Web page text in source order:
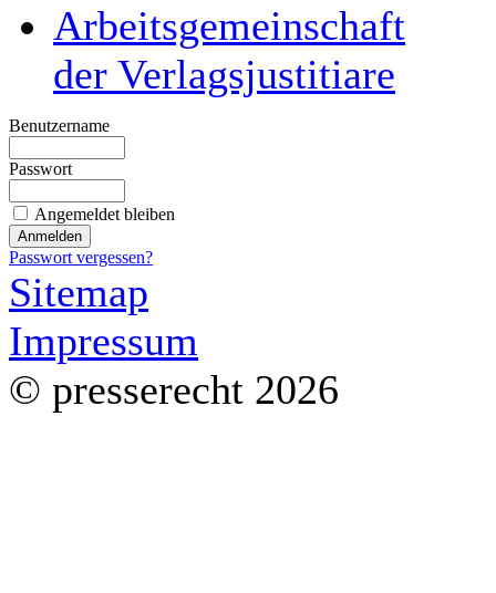
Arbeitsgemeinschaft
der Verlagsjustitiare
Benutzername
Passwort
Angemeldet bleiben
Passwort vergessen?
Sitemap
Impressum
© presserecht 2026